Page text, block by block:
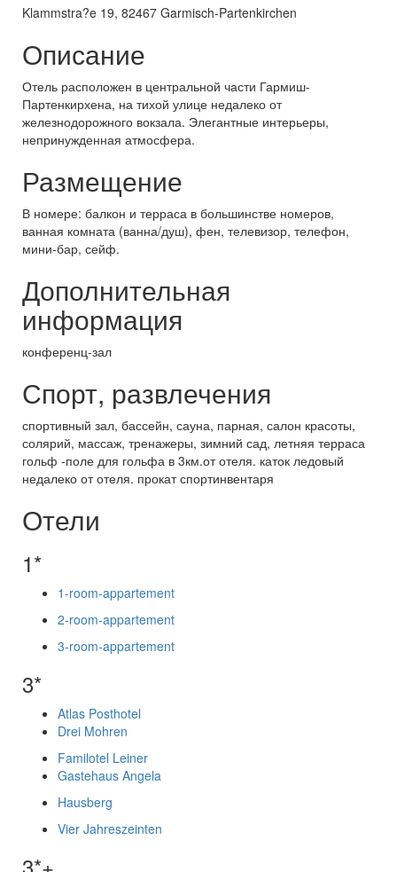
Klammstra?e 19, 82467 Garmisch-Partenkirchen
Описание
Отель расположен в центральной части Гармиш-
Партенкирхена, на тихой улице недалеко от
железнодорожного вокзала. Элегантные интерьеры,
непринужденная атмосфера.
Размещение
В номере: балкон и терраса в большинстве номеров,
ванная комната (ванна/душ), фен, телевизор, телефон,
мини-бар, сейф.
Дополнительная
информация
конференц-зал
Спорт, развлечения
спортивный зал, бассейн, сауна, парная, салон красоты,
солярий, массаж, тренажеры, зимний сад, летняя терраса
гольф -поле для гольфа в 3км.от отеля. каток ледовый
недалеко от отеля. прокат спортинвентаря
Отели
1*
1-room-appartement
2-room-appartement
3-room-appartement
3*
Atlas Posthotel
Drei Mohren
Familotel Leiner
Gastehaus Angela
Hausberg
Vier Jahreszeinten